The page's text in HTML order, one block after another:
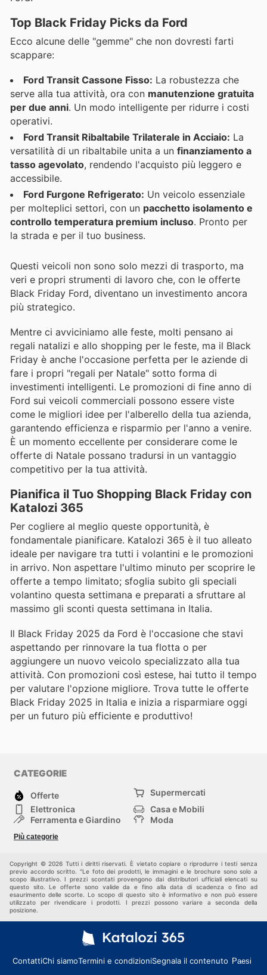
Top Black Friday Picks da Ford
Ecco alcune delle "gemme" che non dovresti farti
scappare:
Ford Transit Cassone Fisso: La robustezza che
serve alla tua attività, ora con manutenzione gratuita
per due anni. Un modo intelligente per ridurre i costi
operativi.
Ford Transit Ribaltabile Trilaterale in Acciaio: La
versatilità di un ribaltabile unita a un finanziamento a
tasso agevolato, rendendo l'acquisto più leggero e
accessibile.
Ford Furgone Refrigerato: Un veicolo essenziale
per molteplici settori, con un pacchetto isolamento e
controllo temperatura premium incluso. Pronto per
la strada e per il tuo business.
Questi veicoli non sono solo mezzi di trasporto, ma
veri e propri strumenti di lavoro che, con le offerte
Black Friday Ford, diventano un investimento ancora
più strategico.
Mentre ci avviciniamo alle feste, molti pensano ai
regali natalizi e allo shopping per le feste, ma il Black
Friday è anche l'occasione perfetta per le aziende di
fare i propri "regali per Natale" sotto forma di
investimenti intelligenti. Le promozioni di fine anno di
Ford sui veicoli commerciali possono essere viste
come le migliori idee per l'alberello della tua azienda,
garantendo efficienza e risparmio per l'anno a venire.
È un momento eccellente per considerare come le
offerte di Natale possano tradursi in un vantaggio
competitivo per la tua attività.
Pianifica il Tuo Shopping Black Friday con
Katalozi 365
Per cogliere al meglio queste opportunità, è
fondamentale pianificare. Katalozi 365 è il tuo alleato
ideale per navigare tra tutti i volantini e le promozioni
in arrivo. Non aspettare l'ultimo minuto per scoprire le
offerte a tempo limitato; sfoglia subito gli speciali
volantino questa settimana e preparati a sfruttare al
massimo gli sconti questa settimana in Italia.
Il Black Friday 2025 da Ford è l'occasione che stavi
aspettando per rinnovare la tua flotta o per
aggiungere un nuovo veicolo specializzato alla tua
attività. Con promozioni così estese, hai tutto il tempo
per valutare l'opzione migliore. Trova tutte le offerte
Black Friday 2025 in Italia e inizia a risparmiare oggi
per un futuro più efficiente e produttivo!
CATEGORIE
Offerte
Supermercati
Elettronica
Casa e Mobili
Ferramenta e Giardino
Moda
Bambini e Neonati
Più categorie
Copyright © 2026 Tutti i diritti riservati. È vietato copiare o riprodurre i testi senza
previo accordo scritto. "Le foto dei prodotti, le immagini e le brochure sono solo a
scopo illustrativo. I prezzi scontati provengono dai distributori ufficiali elencati su
questo sito. Le offerte sono valide da e fino alla data di scadenza o fino ad
esaurimento delle scorte. Lo scopo di questo sito è informativo e non può essere
utilizzato per rivendicare i prodotti. I prezzi possono variare a seconda della
posizione.
ContattiChi siamoTermini e condizioniSegnala il contenuto Paesi